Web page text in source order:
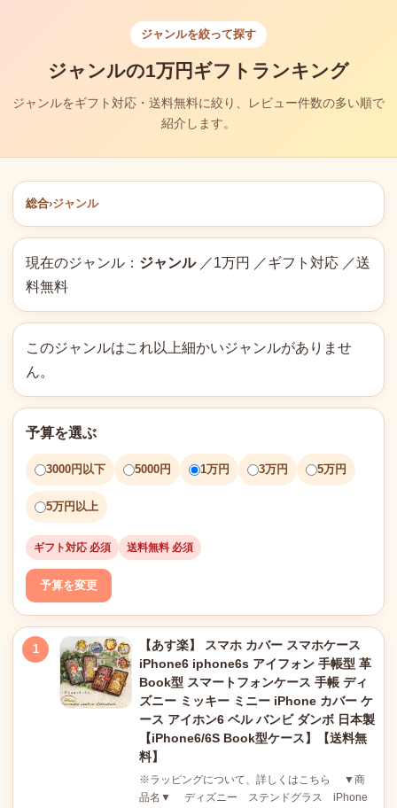
ジャンルを絞って探す
ジャンルの1万円ギフトランキング
ジャンルをギフト対応・送料無料に絞り、レビュー件数の多い順で
紹介します。
総合›ジャンル
現在のジャンル： ジャンル／1万円 ／ギフト対応 ／送
料無料
このジャンルはこれ以上細かいジャンルがありませ
ん。
予算を選ぶ
3000円以下 5000円 1万円 3万円 5万円
5万円以上
ギフト対応 必須 送料無料 必須
予算を変更
1
【あす楽】 スマホ カバー スマホケース
iPhone6 iphone6s アイフォン 手帳型 革
Book型 スマートフォンケース 手帳 ディ
ズニー ミッキー ミニー iPhone カバー ケ
ース アイホン6 ベル バンビ ダンボ 日本製
【iPhone6/6S Book型ケース】【送料無
料】
※ラッピングについて、詳しくはこちら ▼商
品名▼ ディズニー ステンドグラス iPhone